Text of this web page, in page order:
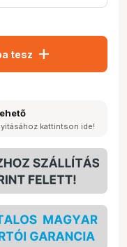
tesz add
kattintson ide!